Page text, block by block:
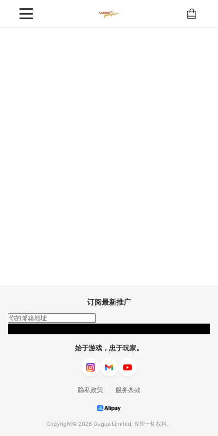
始于游戏，忠于玩家。
隐私政策 服务条款
Copyright© 2026 Gugua Limited. 保留一切权利。
订阅最新推广